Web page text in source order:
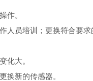
作。
员培训；更换符合要求
化大。
新的传感器。